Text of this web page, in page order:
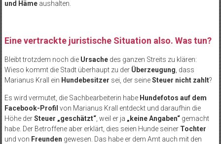
und Hämeaushalten.
Eine vertrackte juristische Situation also. Was tun?
Bleibt trotzdem noch die Ursachedes ganzen Streits zu klären:
Wieso kommt die Stadt überhaupt zu der Überzeugung , dass
Marianus Krall ein Hundebesitzer sei, der seineSteuer nicht zahlt?
Es wird vermutet, die Sachbearbeiterin habe Hundefotos auf dem
Facebook-Profil von Marianus Krall entdeckt und daraufhin die
Höhe derSteuer „geschätzt“, weil er ja „keine Angaben“gemacht
habe. Der Betroffene aber erklärt, dies seien Hunde seiner Tochter
und von Freunden gewesen. Das habe er dem Amt auch mit den